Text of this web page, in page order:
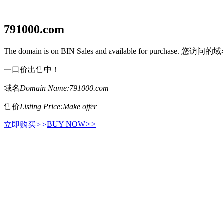
791000.com
The domain is on BIN Sales and available for purchase. 您访问的
一口价出售中！
域名Domain Name:791000.com
售价Listing Price:Make offer
立即购买>>BUY NOW>>